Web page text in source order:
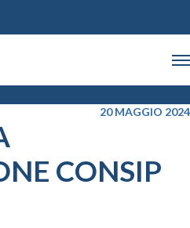
20 MAGGIO 2024
CONSIP